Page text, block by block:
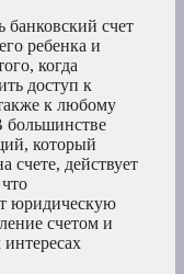
счет
ребенка и
когда
доступ к
к любому
большинстве
который
счете, действует
юридическую
счетом и